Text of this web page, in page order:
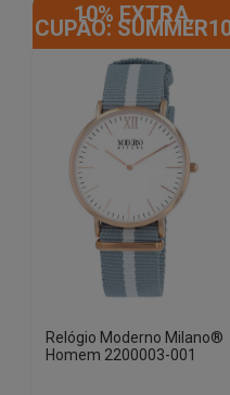
10% EXTRA,
CUPÃO:
Relógio Moderno Milano®
Homem 2200003-001